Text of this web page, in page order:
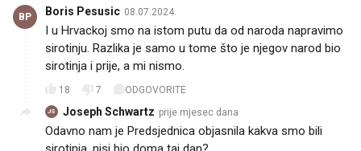
BP Boris Pesusic 08.07.2024.
I u Hrvackoj smo na istom putu da od naroda napravimo
sirotinju. Razlika je samo u tome što je njegov narod bio
sirotinja i prije, a mi nismo.
18 7 ODGOVORITE
JS Joseph Schwartz prije mjesec dana
Odavno nam je Predsjednica objasnila kakva smo bili